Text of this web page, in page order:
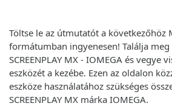
Töltse le az útmutatót a következőhöz
formátumban ingyenesen! Találja
SCREENPLAY MX - IOMEGA és vegye
eszközét a kezébe. Ezen az oldalon
eszköze használatához szükséges
SCREENPLAY MX márka IOMEGA.